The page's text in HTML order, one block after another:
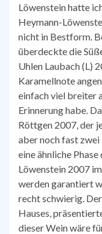
Löwenstein hatte
Heymann-
nicht in Bestform.
überdeckte die
Uhlen Laubach (L)
Karamellnote
einfach viel breiter
Erinnerung habe.
Röttgen 2007, der
aber noch fast
eine ähnliche
Löwenstein 2007
werden garantiert
recht schwierig.
Hauses,
dieser Wein wäre